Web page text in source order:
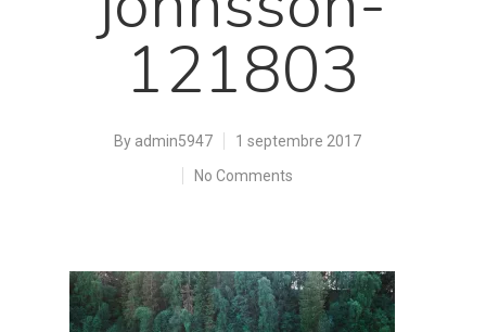
Hit enter to search or ESC to close
121803
By admin5947
1 septembre 2017
No Comments